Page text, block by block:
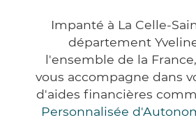
Impanté à La Celle-
département
l'ensemble de la
vous accompagne dans
d'aides financières
Personnalisée